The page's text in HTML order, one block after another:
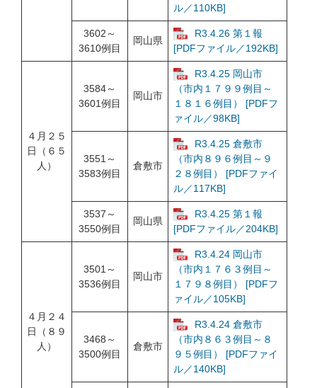
ル／110KB]
3602～
3610例目
岡山県
R3.4.26 第１報
[PDFファイル／192KB]
４月２５
日（６５
人）
3584～
3601例目
岡山市
R3.4.25 岡山市
（市内１７９９例目～
１８１６例目） [PDFフ
ァイル／98KB]
3551～
3583例目
倉敷市
R3.4.25 倉敷市
（市内８９６例目～９
２８例目） [PDFファイ
ル／117KB]
3537～
3550例目
岡山県
R3.4.25 第１報
[PDFファイル／204KB]
４月２４
日（８９
人）
3501～
3536例目
岡山市
R3.4.24 岡山市
（市内１７６３例目～
１７９８例目） [PDFフ
ァイル／105KB]
3468～
3500例目
倉敷市
R3.4.24 倉敷市
（市内８６３例目～８
９５例目） [PDFファイ
ル／140KB]